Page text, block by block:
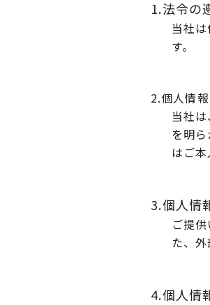
1.法令の
当社
す。
2.個人情
当社
を明
はご本
3.個人情
ご提
た、
4.個人情